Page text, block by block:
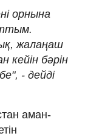
орнына
жалаңаш
кейін бәрін
- дейді
аман-